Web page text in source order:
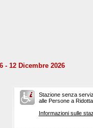
- 12 Dicembre 2026
Stazione senza
alle Persone a
Informazioni sulle